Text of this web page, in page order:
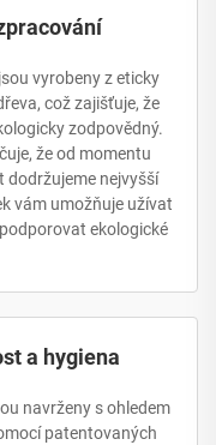
vyrobeny z eticky
což zajišťuje, že
zodpovědný.
že od momentu
dodržujeme nejvyšší
vám umožňuje užívat
ekologické
a hygiena
navrženy s ohledem
patentovaných